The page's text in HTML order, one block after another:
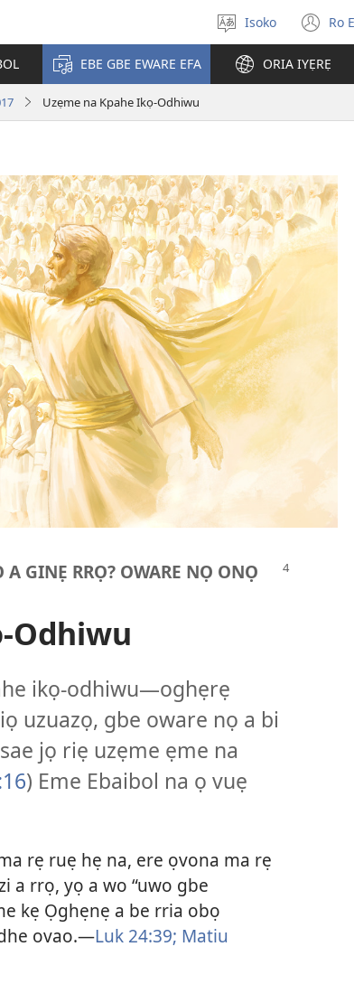
Salọ
ẹvẹrẹ
Isoko Ro
EBE GBE EWARE EFA ORIA IYẸRẸ
Uzẹme na Kpahe Ikọ-Odhiwu
GINẸ RRỌ? OWARE NỌ ONỌ
Odhiwu
ikọ-odhiwu​—oghẹrẹ
uzuazọ, gbe oware nọ a bi
jọ riẹ uzẹme ẹme na
) Eme Ebaibol na ọ vuẹ
rẹ ruẹ hẹ na, ere ọvona ma rẹ
a rrọ, yọ a wo “uwo gbe
kẹ Ọghẹnẹ a be rria obọ
ovao.​—Luk 24:39; Matiu